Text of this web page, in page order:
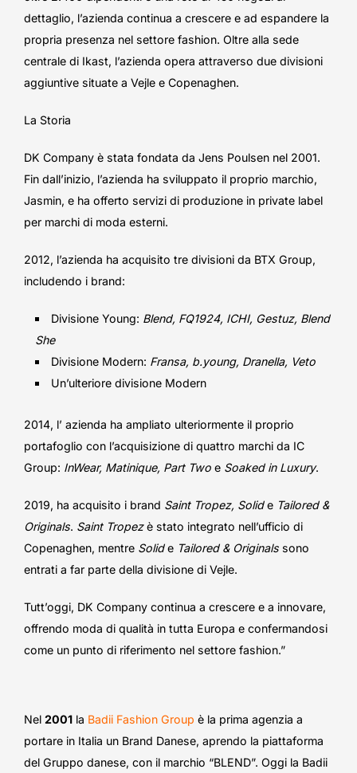
dettaglio, l’azienda continua a crescere e ad espandere la
propria presenza nel settore fashion. Oltre alla sede
centrale di Ikast, l’azienda opera attraverso due divisioni
aggiuntive situate a Vejle e Copenaghen.
La Storia
DK Company è stata fondata da Jens Poulsen nel 2001.
Fin dall’inizio, l’azienda ha sviluppato il proprio marchio,
Jasmin, e ha offerto servizi di produzione in private label
per marchi di moda esterni.
2012, l’azienda ha acquisito tre divisioni da BTX Group,
includendo i brand:
Divisione Young: Blend, FQ1924, ICHI, Gestuz, Blend
She
Divisione Modern: Fransa, b.young, Dranella, Veto
Un’ulteriore divisione Modern
2014, l’ azienda ha ampliato ulteriormente il proprio
portafoglio con l’acquisizione di quattro marchi da IC
Group: InWear, Matinique, Part Two e Soaked in Luxury.
2019, ha acquisito i brand Saint Tropez, Solide Tailored &
Originals. Saint Tropezè stato integrato nell’ufficio di
Copenaghen, mentre Solide Tailored & Originals sono
entrati a far parte della divisione di Vejle.
Tutt’oggi, DK Company continua a crescere e a innovare,
offrendo moda di qualità in tutta Europa e confermandosi
come un punto di riferimento nel settore fashion.”
Nel 2001 la Badii Fashion Group è la prima agenzia a
portare in Italia un Brand Danese, aprendo la piattaforma
del Gruppo danese, con il marchio “BLEND”. Oggi la Badii